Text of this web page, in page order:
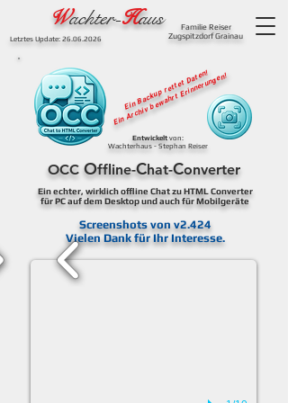
Wachter-Haus
Letztes Update: 26.06.2026
Familie Reiser
Zugspitzdorf Grainau
Entwickeltvon:
Wachterhaus - Stephan Reiser
Ein Backup rettet Daten!
Ein Archiv bewahrt Erinnerungen!
OCC Offline-Chat-Converter
Ein echter, wirklich offline Chat zu HTML Converter
für PC auf dem Desktop und auch für Mobilgeräte
Screenshots von v2.424
Vielen Dank für Ihr Interesse.